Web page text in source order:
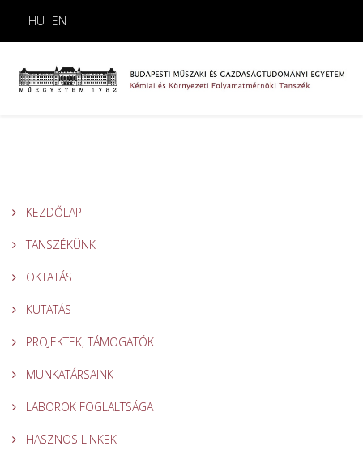
HU EN
KEZDŐLAP
TANSZÉKÜNK
OKTATÁS
KUTATÁS
PROJEKTEK, TÁMOGATÓK
MUNKATÁRSAINK
LABOROK FOGLALTSÁGA
HASZNOS LINKEK